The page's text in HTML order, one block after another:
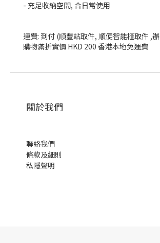
- 充足收納空間, 合日常使用
運費: 到付 (順豐站取件, 順便智能櫃取件 ,
購物滿折實價 HKD 200 香港本地免運費
關於我們
聯絡我們
條款及細則
私隱聲明